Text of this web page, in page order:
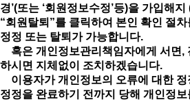
경’(또는 ‘회원정보수정’등)을 가입해
“회원탈퇴”를 클릭하여 본인 확인 절
정정 또는 탈퇴가 가능합니다.
혹은 개인정보관리책임자에게 서면,
하시면 지체없이 조치하겠습니다.
이용자가 개인정보의 오류에 대한 정
정정을 완료하기 전까지 당해 개인정